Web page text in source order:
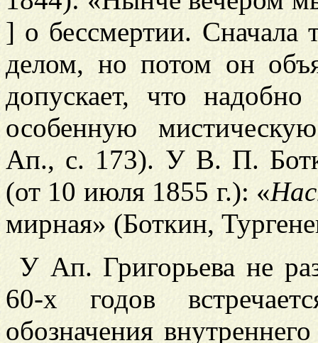
] о бессмертии. Сначала
делом, но потом он
допускает, что
особенную
Ап., с. 173). У В. П.
(от 10 июля 1855 г.): «
мирная» (Боткин,
У Ап. Григорьева не
60-х годов
обозначения